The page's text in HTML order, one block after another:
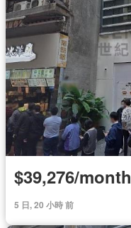
$39,276/month
5 日, 20 小時 前